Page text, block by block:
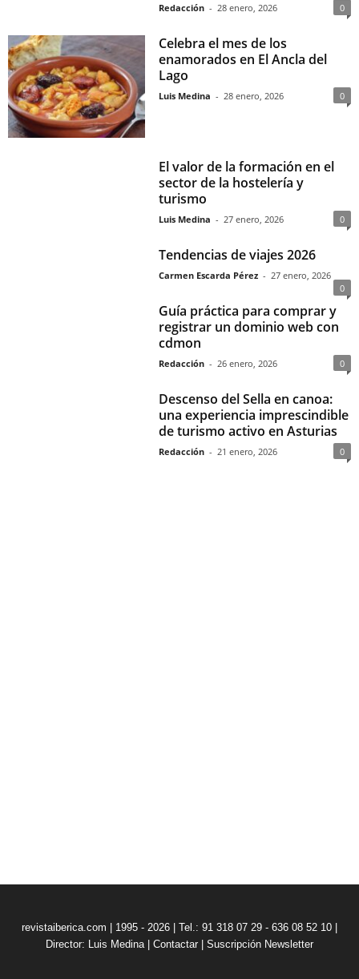
Redacción - 28 enero, 2026 0
Celebra el mes de los
enamorados en El Ancla del
Lago
Luis Medina - 28 enero, 2026 0
El valor de la formación en el
sector de la hostelería y
turismo
Luis Medina - 27 enero, 2026 0
Tendencias de viajes 2026
Carmen Escarda Pérez - 27 enero, 2026
0
Guía práctica para comprar y
registrar un dominio web con
cdmon
Redacción - 26 enero, 2026 0
Descenso del Sella en canoa:
una experiencia imprescindible
de turismo activo en Asturias
Redacción - 21 enero, 2026 0
revistaiberica.com | 1995 - 2026 | Tel.: 91 318 07 29 - 636 08 52 10 |
Director: Luis Medina| Contactar Suscripción Newsletter